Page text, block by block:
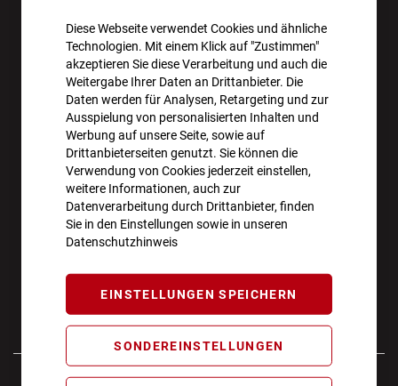
Diese Webseite verwendet Cookies und ähnliche
Technologien. Mit einem Klick auf "Zustimmen"
akzeptieren Sie diese Verarbeitung und auch die
Weitergabe Ihrer Daten an Drittanbieter. Die
Daten werden für Analysen, Retargeting und zur
Ausspielung von personalisierten Inhalten und
Werbung auf unsere Seite, sowie auf
Drittanbieterseiten genutzt. Sie können die
Verwendung von Cookies jederzeit einstellen,
weitere Informationen, auch zur
Datenverarbeitung durch Drittanbieter, finden
Sie in den Einstellungen sowie in unseren
Datenschutzhinweis
EINSTELLUNGEN SPEICHERN
SONDEREINSTELLUNGEN
AKTIONEN UND NEUHEITEN ABONNIEREN UND
10€ GUTSCHEIN SICHERN!**
ANMELDEN
**Angebot gültig ab einem Bestellwert von 100€.
Abmeldung jederzeit möglich.
ÖFFNUNGSZEITEN
Montag - Freitag 10:00 - 18:00
Samstag 10:00 - 16:00